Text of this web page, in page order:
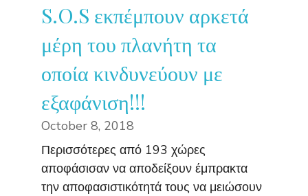
S.O.S εκπέμπουν αρκετά
μέρη του πλανήτη τα
οποία κινδυνεύουν με
εξαφάνιση!!!
October 8, 2018
Περισσότερες από 193 χώρες
αποφάσισαν να αποδείξουν έμπρακτα
την αποφασιστικότητά τους να μειώσουν